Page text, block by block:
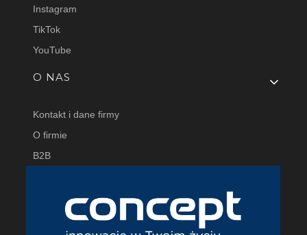
Instagram
TikTok
YouTube
O NAS
Kontakt i dane firmy
O firmie
B2B